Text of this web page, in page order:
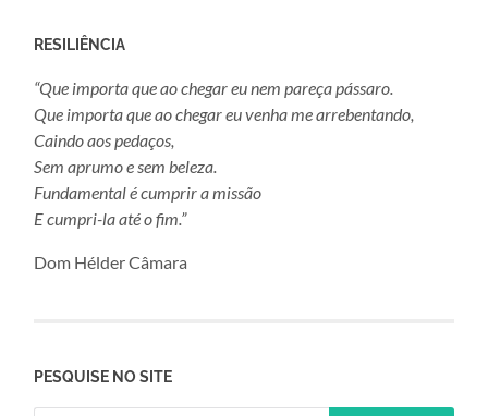
RESILIÊNCIA
“Que importa que ao chegar eu nem pareça pássaro.
Que importa que ao chegar eu venha me arrebentando,
Caindo aos pedaços,
Sem aprumo e sem beleza.
Fundamental é cumprir a missão
E cumpri-la até o fim.”
Dom Hélder Câmara
PESQUISE NO SITE